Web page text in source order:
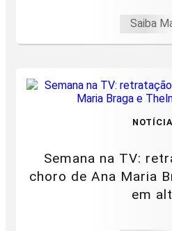
Saiba
Semana na TV:
choro de Ana Maria
em